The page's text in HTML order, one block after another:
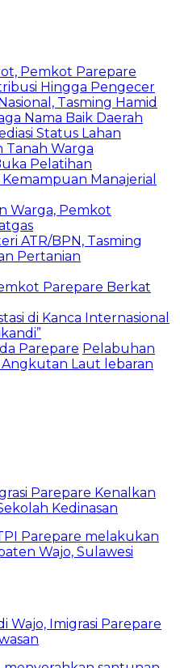
Pemkot Parepare
Hingga Pengecer
Tasming Hamid
Nama Baik Daerah
Status Lahan
Tanah Warga
Pelatihan
Manajerial
Warga, Pemkot
ATR/BPN, Tasming
Pertanian
Parepare Berkat
di Kanca Internasional
Parepare Pelabuhan
Angkutan Laut lebaran
Parepare Kenalkan
Kedinasan
Wajo, Imigrasi Parepare